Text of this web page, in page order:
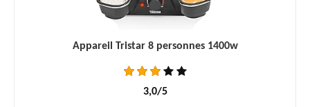
Appareil Tristar 8 personnes 1400w
3,0/5